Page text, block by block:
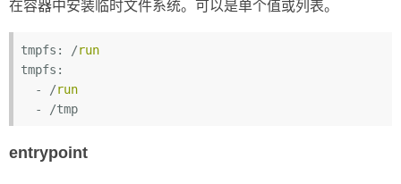
在容器中安装临时文件系统。可以是单个值或列表。
tmpfs: /run
tmpfs:
  - /
run
entrypoint